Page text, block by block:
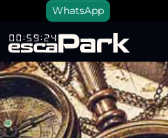
WhatsApp